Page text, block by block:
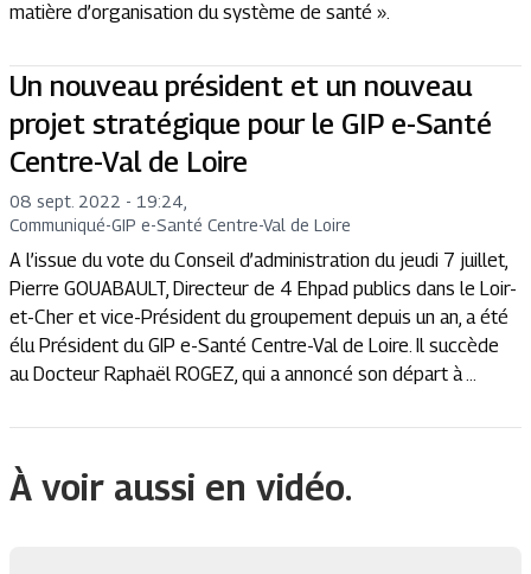
matière d’organisation du système de santé ».
Un nouveau président et un nouveau
projet stratégique pour le GIP e-Santé
Centre-Val de Loire
08 sept. 2022 - 19:24
Communiqué-GIP e-Santé Centre-Val de Loire
A l’issue du vote du Conseil d’administration du jeudi 7 juillet,
Pierre GOUABAULT, Directeur de 4 Ehpad publics dans le Loir-
et-Cher et vice-Président du groupement depuis un an, a été
élu Président du GIP e-Santé Centre-Val de Loire. Il succède
au Docteur Raphaël ROGEZ, qui a annoncé son départ à ...
À voir aussi en vidéo.